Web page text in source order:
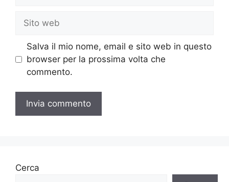
Sito
web
Salva il mio nome, email e sito web in questo
browser per la prossima volta che
commento.
Cerca